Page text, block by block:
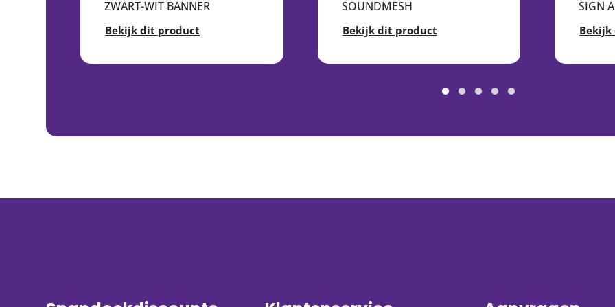
ZWART-WIT BANNER
Bekijk dit product
SOUNDMESH
Bekijk dit product
SIGN